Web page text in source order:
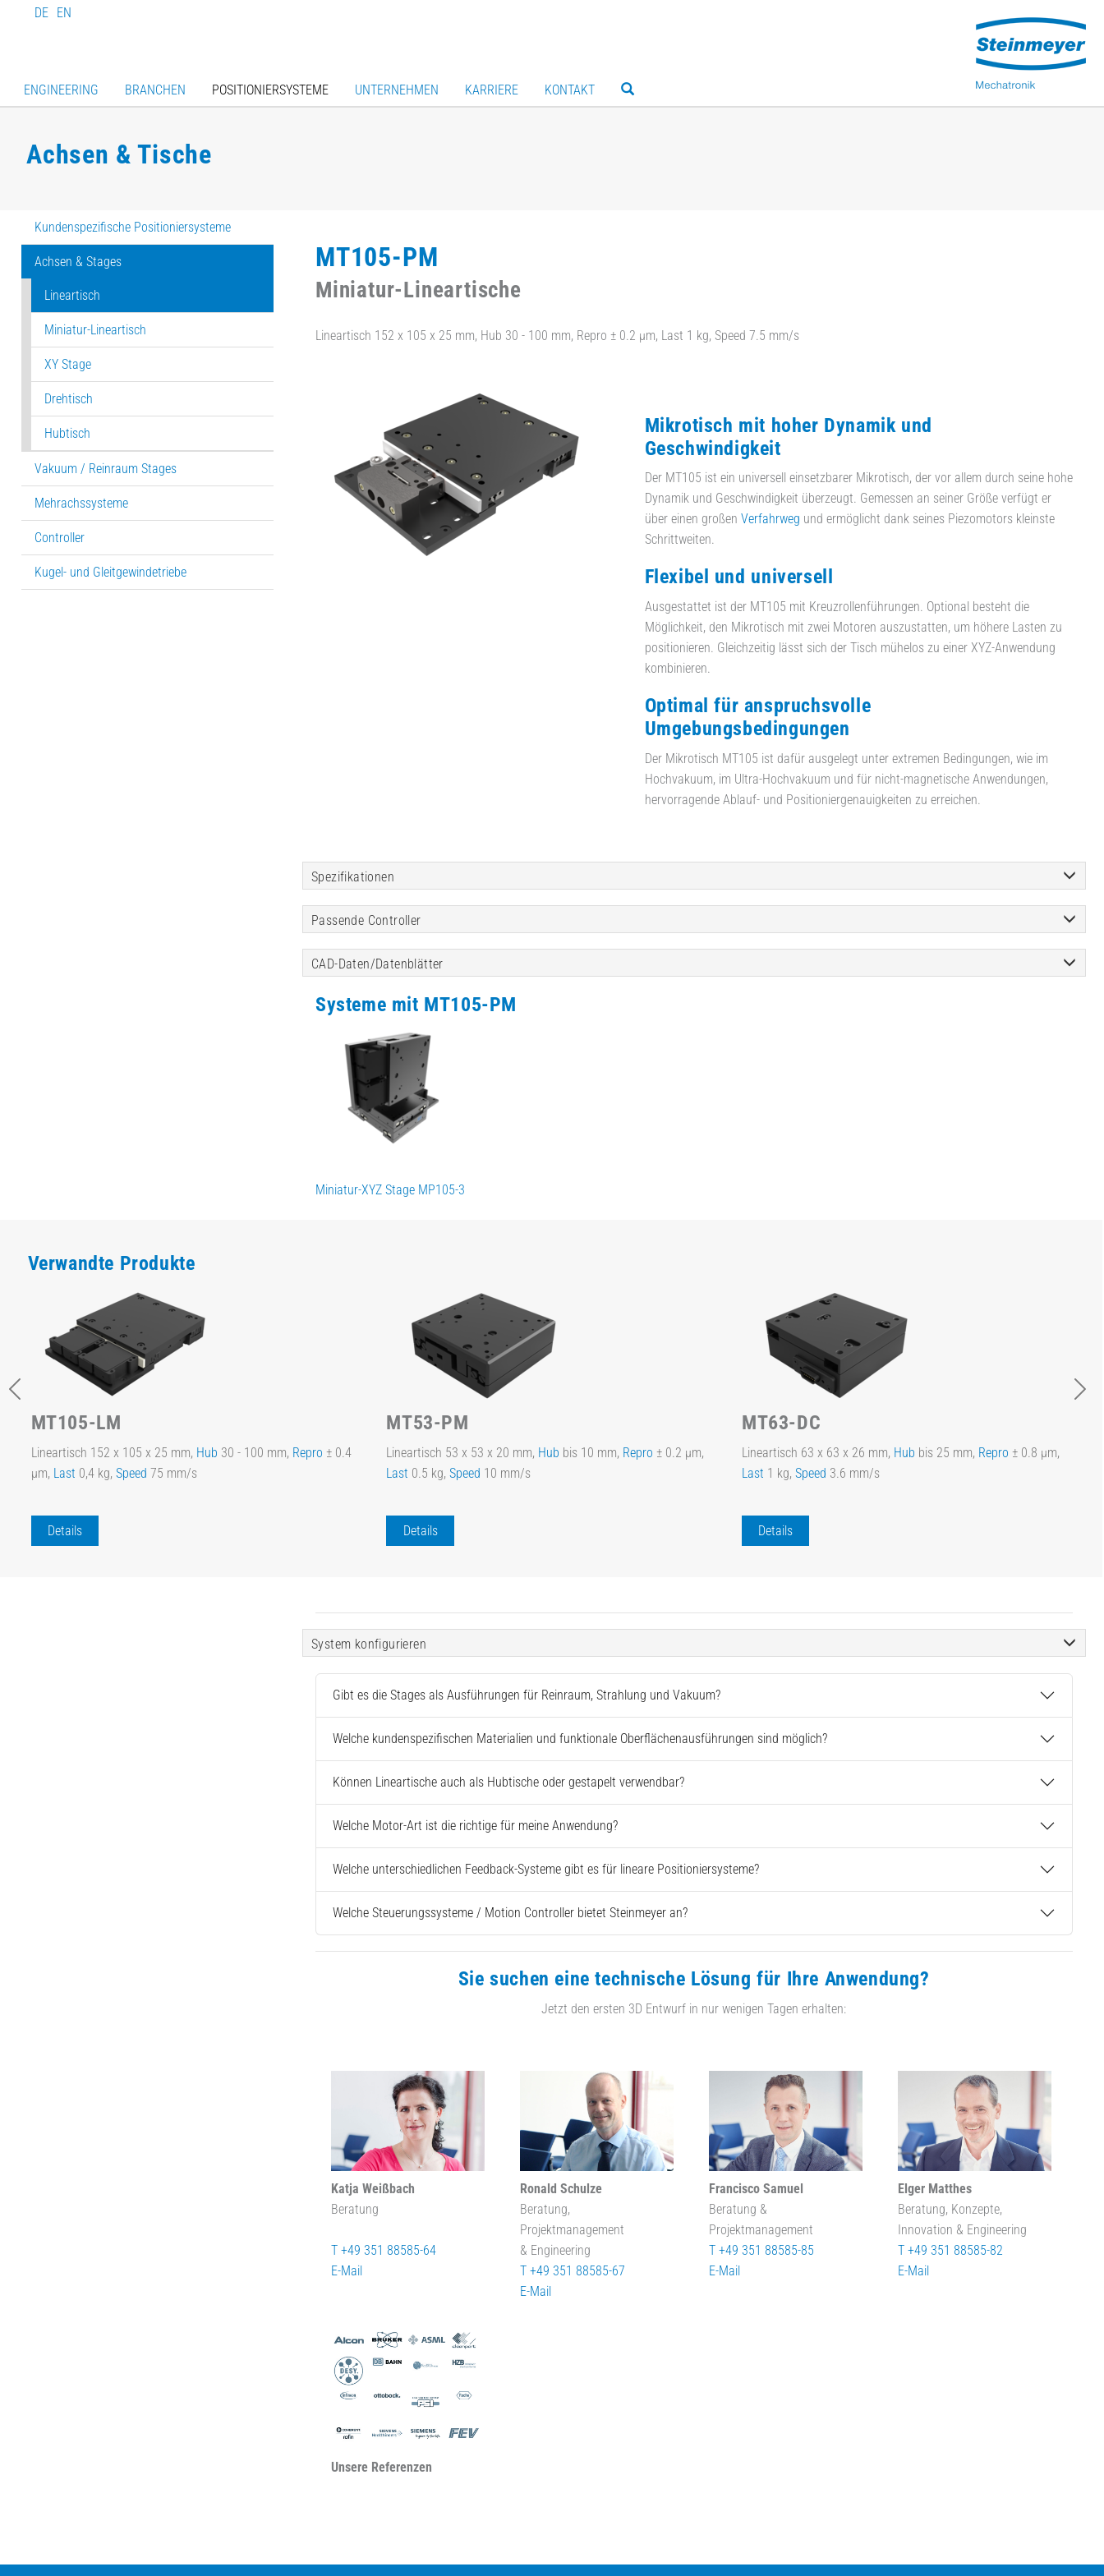
DE EN
ENGINEERING BRANCHEN POSITIONIERSYSTEME UNTERNEHMEN KARRIERE KONTAKT
Achsen & Tische
Kundenspezifische Positioniersysteme
Achsen & Stages
Lineartisch
Miniatur-Lineartisch
XY Stage
Drehtisch
Hubtisch
Vakuum / Reinraum Stages
Mehrachssysteme
Controller
Kugel- und Gleitgewindetriebe
MT105-PM
Miniatur-Lineartische
Lineartisch 152 x 105 x 25 mm, Hub 30 - 100 mm, Repro ± 0.2 µm, Last 1 kg, Speed 7.5 mm/s
Mikrotisch mit hoher Dynamik und
Geschwindigkeit
Der MT105 ist ein universell einsetzbarer Mikrotisch, der vor allem durch seine hohe
Dynamik und Geschwindigkeit überzeugt. Gemes­sen an seiner Größe verfügt er
über einen großen Verfahrweg und ermöglicht dank seines Piezomotors kleinste
Schrittweiten.
Flexibel und universell
Ausgestattet ist der MT105 mit Kreuzrollenführungen. Optional besteht die
Möglichkeit, den Mikrotisch mit zwei Motoren auszu­statten, um höhere Lasten zu
positionieren. Gleichzeitig lässt sich der Tisch mühelos zu einer XYZ-­Anwendung
kombinieren.
Optimal für anspruchsvolle
Umgebungsbedingungen
Der Mikrotisch MT105 ist dafür ausgelegt unter extremen Bedin­gungen, wie im
Hochvakuum, im Ultra-Hochvakuum und für nicht­-magnetische Anwendungen,
hervorragende Ablauf­- und Positionier­genauigkeiten zu erreichen.
Spezifikationen
Passende Controller
CAD-Daten/Datenblätter
Systeme mit MT105-PM
Miniatur-XYZ Stage MP105-3
Verwandte Produkte
MT105-LM
Lineartisch 152 x 105 x 25 mm, Hub 30 - 100 mm, Repro ± 0.4
µm, Last 0,4 kg, Speed 75 mm/s
Details
MT53-PM
Lineartisch 53 x 53 x 20 mm, Hub bis 10 mm, Repro ± 0.2 µm,
Last 0.5 kg,Speed 10 mm/s
Details
MT63-DC
Lineartisch 63 x 63 x 26 mm, Hub bis 25 mm, Repro ± 0.8 µm,
Last 1 kg, Speed 3.6 mm/s
Details
System konfigurieren
Gibt es die Stages als Ausführungen für Reinraum, Strahlung und Vakuum?
Welche kundenspezifischen Materialien und funktionale Oberflächenausführungen sind möglich?
Können Lineartische auch als Hubtische oder gestapelt verwendbar?
Welche Motor-Art ist die richtige für meine Anwendung?
Welche unterschiedlichen Feedback-Systeme gibt es für lineare Positioniersysteme?
Welche Steuerungssysteme / Motion Controller bietet Steinmeyer an?
Sie suchen eine technische Lösung für Ihre Anwendung?
Jetzt den ersten 3D Entwurf in nur wenigen Tagen erhalten:
Katja Weißbach
Beratung
T +49 351 88585-64
E-Mail
Ronald Schulze
Beratung,
Projektmanagement
& Engineering
T +49 351 88585-67
E-Mail
Francisco Samuel
Beratung &
Projektmanagement
T +49 351 88585-85
E-Mail
Elger Matthes
Beratung, Konzepte,
Innovation & Engineering
T +49 351 88585-82
E-Mail
Unsere Referenzen